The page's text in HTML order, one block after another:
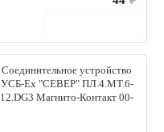
Соединительное устройство
УСБ-Ех "СЕВЕР" ПЛ.4.МТ.6-
12.DG3 Магнито-Контакт 00-